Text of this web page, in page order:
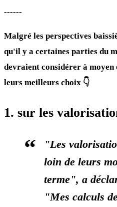
------
Malgré les perspectives
qu'il y a certaines parties du
devraient considérer à moyen
leurs meilleurs choix 👇
1. sur les
"Les
loin de leurs
terme", a
"Mes calculs